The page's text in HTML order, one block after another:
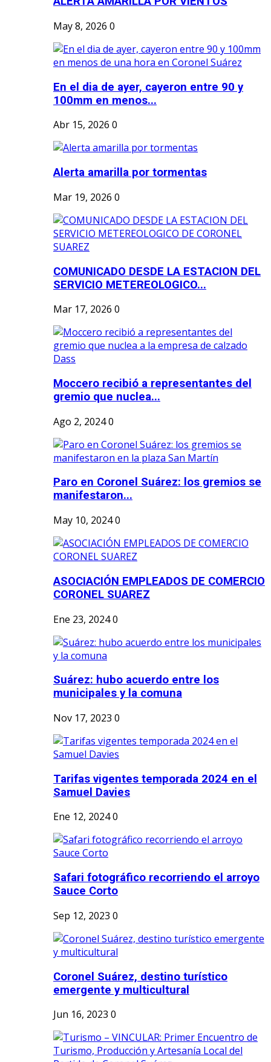
May 8, 2026 0
En el dia de ayer, cayeron entre 90 y
100mm en menos...
Abr 15, 2026 0
Alerta amarilla por tormentas
Mar 19, 2026 0
COMUNICADO DESDE LA ESTACION DEL
SERVICIO METEREOLOGICO...
Mar 17, 2026 0
Moccero recibió a representantes del
gremio que nuclea...
Ago 2, 20240
Paro en Coronel Suárez: los gremios se
manifestaron...
May 10, 20240
ASOCIACIÓN EMPLEADOS DE COMERCIO
CORONEL SUAREZ
Ene 23, 20240
Suárez: hubo acuerdo entre los
municipales y la comuna
Nov 17, 2023 0
Tarifas vigentes temporada 2024 en el
Samuel Davies
Ene 12, 20240
Safari fotográfico recorriendo el arroyo
Sauce Corto
Sep 12, 2023 0
Coronel Suárez, destino turístico
emergente y multicultural
Jun 16, 2023 0